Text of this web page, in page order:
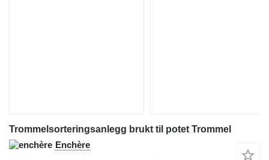
Trommelsorteringsanlegg brukt til potet Trommel
Enchère